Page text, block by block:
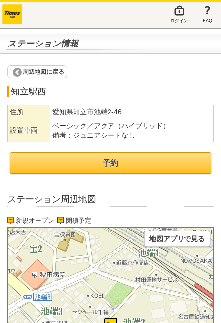
ログイン FAQ
ステーション情報
周辺地図に戻る
知立駅西
住所 愛知県知立市池端2-46
設置車両
ベーシック／アクア（ハイブリッド）
備考： ジュニアシートなし
予約
ステーション周辺地図
新規オープン 閉鎖予定
地図アプリで見る